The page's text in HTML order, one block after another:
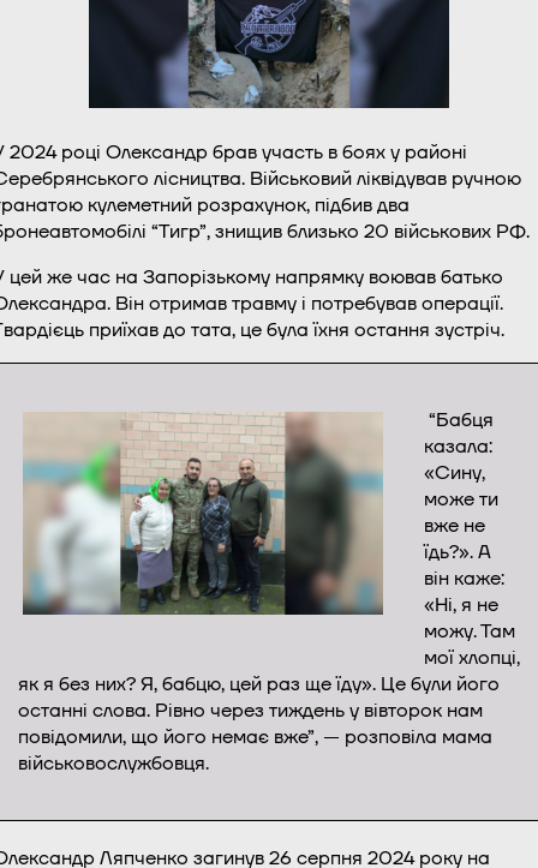
2024 році Олександр брав участь в боях у районі
лісництва. Військовий ліквідував ручною
кулеметний розрахунок, підбив два
“Тигр”, знищив близько 20 військових РФ.
цей же час на Запорізькому напрямку воював батько
Він отримав травму і потребував операції.
приїхав до тата, це була їхня остання зустріч.
“Бабця
казала:
«Сину,
може ти
вже не
їдь?». А
він каже:
«Ні, я не
можу. Там
мої хлопці,
як я без них? Я, бабцю, цей раз ще їду». Це були його
останні слова. Рівно через тиждень у вівторок нам
повідомили, що його немає вже”, — розповіла мама
військовослужбовця.
Ляпченко загинув 26 серпня 2024 року на